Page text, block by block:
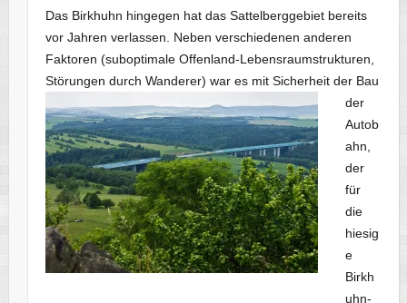
Das Birkhuhn hingegen hat das Sattelberggebiet bereits
vor Jahren verlassen. Neben verschiedenen anderen
Faktoren (suboptimale Offenland-Lebensraumstrukturen,
Störungen durch Wanderer) war es mit Sicherheit der Bau
der
Autob
ahn,
der
für
die
hiesig
e
Birkh
uhn-